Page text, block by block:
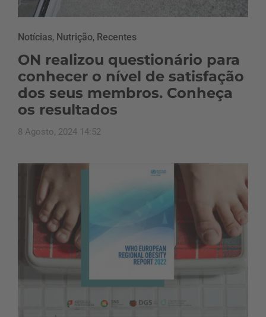
Notícias, Nutrição, Recentes
ON realizou questionário para
conhecer o nível de satisfação
dos seus membros. Conheça
os resultados
8 Agosto, 2024 14:52